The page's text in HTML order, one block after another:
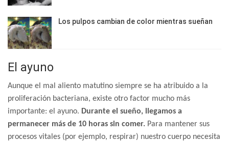
Los pulpos cambian de color mientras sueñan
El ayuno
Aunque el mal aliento matutino siempre se ha atribuido a la
proliferación bacteriana, existe otro factor mucho más
importante: el ayuno. Durante el sueño, llegamos a
permanecer más de 10 horas sin comer. Para mantener sus
procesos vitales (por ejemplo, respirar) nuestro cuerpo necesita